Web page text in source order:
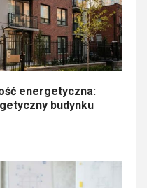
energetyczna:
budynku